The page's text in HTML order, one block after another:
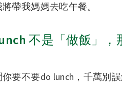
帶我媽媽去吃午餐。
不是「做飯」，
要不要do lunch，千萬別誤